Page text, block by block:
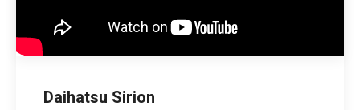
Daihatsu Sirion